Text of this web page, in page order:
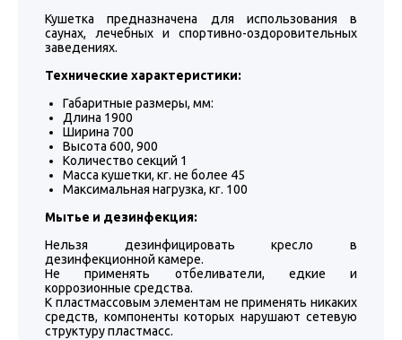
Кушетка предназначена для использования в
саунах, лечебных и спортивно-оздоровительных
заведениях.
Технические характеристики:
Габаритные размеры, мм:
Длина 1900
Ширина 700
Высота 600, 900
Количество секций 1
Масса кушетки, кг. не более 45
Максимальная нагрузка, кг. 100
Мытье и дезинфекция:
Нельзя дезинфицировать кресло в
дезинфекционной камере.
Не применять отбеливатели, едкие и
коррозионные средства.
К пластмассовым элементам не применять никаких
средств, компоненты которых нарушают сетевую
структуру пластмасс.